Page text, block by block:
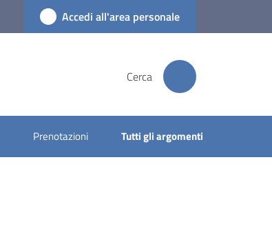
Accedi all'area personale
Cerca
Prenotazioni Tutti gli argomenti